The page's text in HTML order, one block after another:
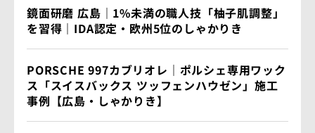
鏡面研磨 広島｜1%未満の職人技「柚子肌調整」
を習得｜IDA認定・欧州5位のしゃかりき
PORSCHE 997カブリオレ｜ポルシェ専用ワック
ス「スイスバックス ツッフェンハウゼン」施工
事例【広島・しゃかりき】